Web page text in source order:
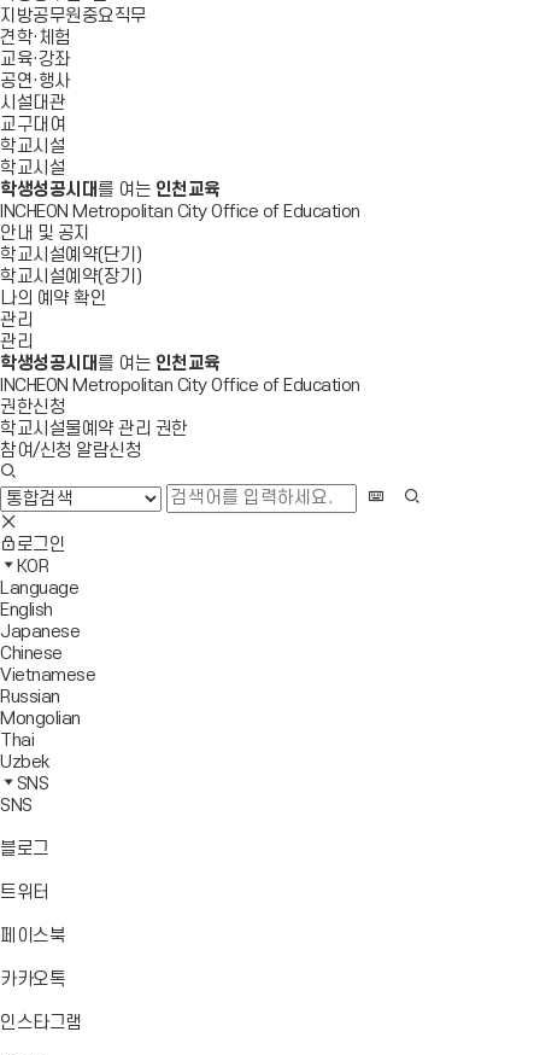
지방공무원중요직무
견학·체험
교육·강좌
공연·행사
시설대관
교구대여
학교시설
학교시설
학생성공시대 를 여는 인천교육
INCHEON Metropolitan City Office of Education
안내 및 공지
학교시설예약(단기)
학교시설예약(장기)
나의 예약 확인
관리
관리
학생성공시대 를 여는 인천교육
INCHEON Metropolitan City Office of Education
권한신청
학교시설물예약 관리 권한
참여/신청 알람신청
검
색
창
열
기
검
검
색
영
역
닫
기
사
이
트
맵
이
동
모
바
일
메
뉴
열
기
전
체
메
뉴
로그인
KOR
Language
English
Japanese
Chinese
Vietnamese
Russian
Mongolian
Thai
Uzbek
SNS
SNS
블로그
트위터
가
페이스북바
가
카카오톡바
가
인스타그램